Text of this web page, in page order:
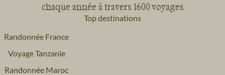
chaque année à travers 1600 voyages
Top destinations
Randonnée France
Voyage Tanzanie
Randonnée Maroc